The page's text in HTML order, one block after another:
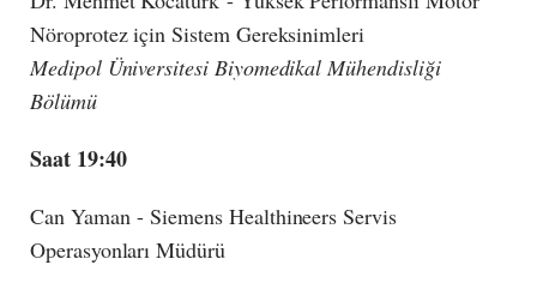
Nöroprotez için Sistem Gereksinimleri
Medipol Üniversitesi Biyomedikal Mühendisliği
Bölümü
Saat 19:40
Can Yaman - Siemens Healthineers Servis
Operasyonları Müdürü